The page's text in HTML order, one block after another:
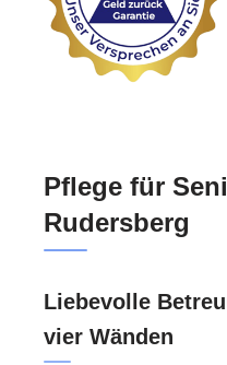
Pflege für
Rudersberg
Liebevolle
vier Wänden